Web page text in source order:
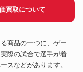
買取について
商品の一つに、ゲー
際の試合で選手が着
スなどがあります。